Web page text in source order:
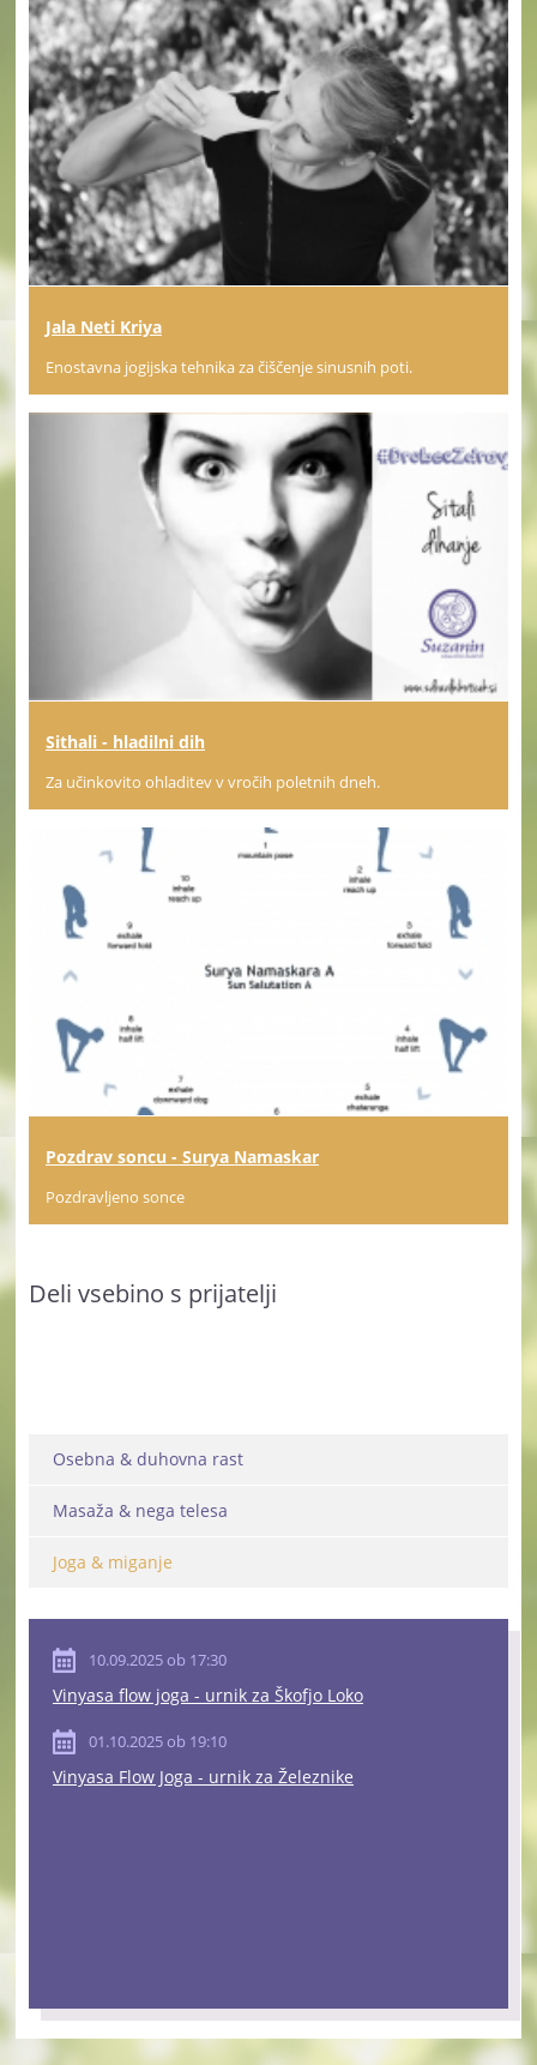
Jala Neti Kriya
Enostavna jogijska tehnika za čiščenje sinusnih poti.
Sithali - hladilni dih
Za učinkovito ohladitev v vročih poletnih dneh.
Pozdrav soncu - Surya Namaskar
Pozdravljeno sonce
Deli vsebino s prijatelji
Osebna & duhovna rast
Masaža & nega telesa
Joga & miganje
10.09.2025 ob 17:30
Vinyasa flow joga - urnik za Škofjo Loko
01.10.2025 ob 19:10
Vinyasa Flow Joga - urnik za Železnike